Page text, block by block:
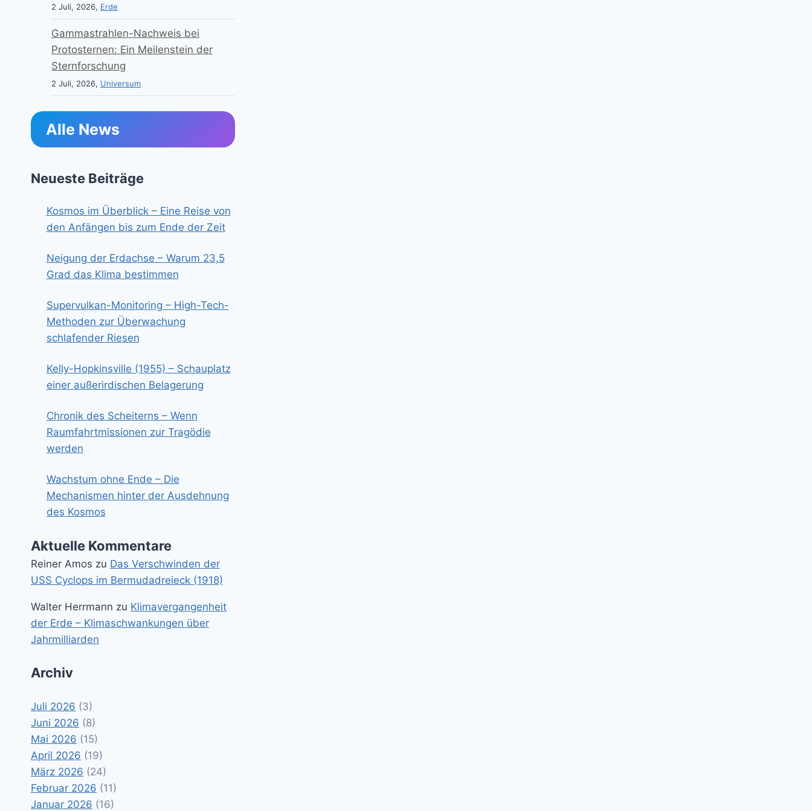
2 Juli, 2026, Erde
Gammastrahlen-Nachweis bei
Protosternen: Ein Meilenstein der
Sternforschung
2 Juli, 2026, Universum
Alle News
Neueste Beiträge
Kosmos im Überblick – Eine Reise von
den Anfängen bis zum Ende der Zeit
Neigung der Erdachse – Warum 23,5
Grad das Klima bestimmen
Supervulkan-Monitoring – High-Tech-
Methoden zur Überwachung
schlafender Riesen
Kelly-Hopkinsville (1955) – Schauplatz
einer außerirdischen Belagerung
Chronik des Scheiterns – Wenn
Raumfahrtmissionen zur Tragödie
werden
Wachstum ohne Ende – Die
Mechanismen hinter der Ausdehnung
des Kosmos
Aktuelle Kommentare
Reiner Amos zu Das Verschwinden der
USS Cyclops im Bermudadreieck (1918)
Walter Herrmann zu Klimavergangenheit
der Erde – Klimaschwankungen über
Jahrmilliarden
Archiv
Juli 2026 (3)
Juni 2026 (8)
Mai 2026 (15)
April 2026 (19)
März 2026 (24)
Februar 2026 (11)
Januar 2026 (16)